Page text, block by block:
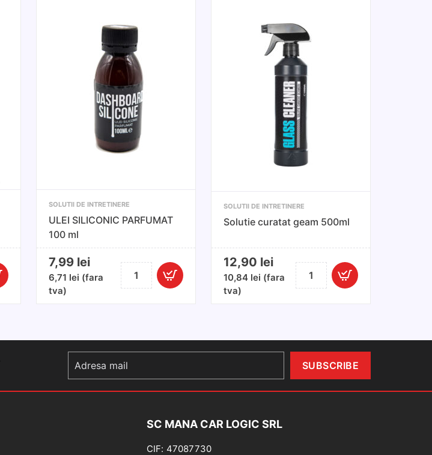
SOLUTII DE INTRETINERE
ULEI SILICONIC PARFUMAT
100 ml
7,99 lei
6,71 lei (fara
tva)
Cantitate
ULEI
ml
SOLUTII DE INTRETINERE
Solutie curatat geam 500ml
12,90 lei
10,84 lei (fara
tva)
Cantitate
Solutie
SC MANA CAR LOGIC SRL
CIF: 47087730